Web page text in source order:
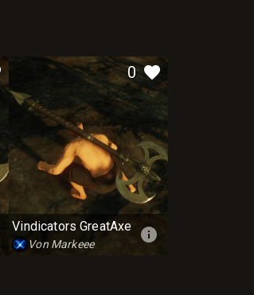
0
Vindicators GreatAxe
Von Markeee